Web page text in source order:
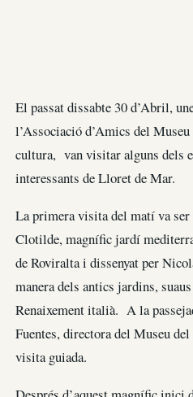
El passat dissabte 30 d’Abril,
l’Associació d’Amics del
cultura, van visitar alguns dels
interessants de Lloret de Mar.
La primera visita del matí va ser
Clotilde, magnífic jardí
de Roviralta i dissenyat per
manera dels antics jardins,
Renaixement italià. A la
Fuentes, directora del Museu
visita guiada.